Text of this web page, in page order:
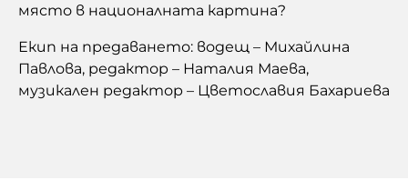
място в националната картина?
Екип на предаването: водещ – Михайлина
Павлова, редактор – Наталия Маева,
музикален редактор – Цветославия Бахариева